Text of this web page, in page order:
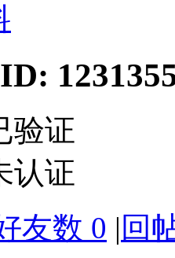
验证
认证
友数 0 | 回